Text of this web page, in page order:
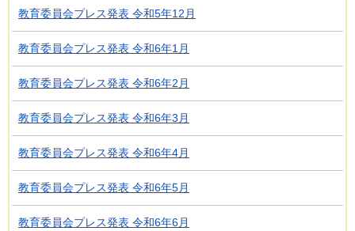
教育委員会プレス発表 令和5年12月
教育委員会プレス発表 令和6年1月
教育委員会プレス発表 令和6年2月
教育委員会プレス発表 令和6年3月
教育委員会プレス発表 令和6年4月
教育委員会プレス発表 令和6年5月
教育委員会プレス発表 令和6年6月